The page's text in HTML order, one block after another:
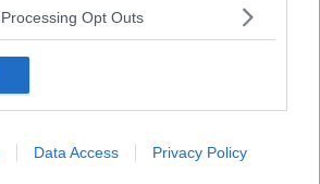
Opt Outs
Data Access Privacy Policy